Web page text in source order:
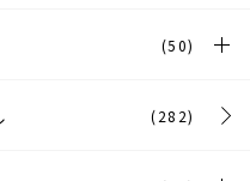
(50)
(282)